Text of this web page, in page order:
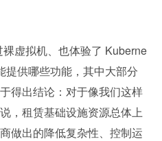
虚拟机、也体验了 Kuberne
提供哪些功能，其中大部分
得出结论：对于像我们这样
，租赁基础设施资源总体上
做出的降低复杂性、控制运